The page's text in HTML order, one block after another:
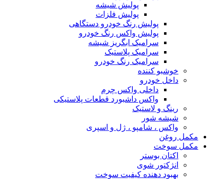
پولیش شیشه
پولیش فلزات
پولیش رنگ خودرو دستگاهی
پولیش واکس رنگ خودرو
سرامیک ابگریز شیشه
سرامیک پلاستیک
سرامیک رنگ خودرو
خوشبو کننده
داخل خودرو
داخلی واکس چرم
واکس داشبورد قطعات پلاستیکی
رینگ و لاستیک
شیشه شور
واکس ، شامپو ، ژل و اسپری
مکمل روغن
مکمل سوخت
اکتان بوستر
انژکتور شوی
بهبود دهنده کیفیت سوخت